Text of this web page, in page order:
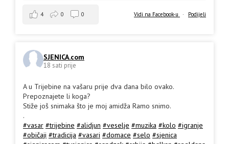
Vidi na Facebook-u · Podijeli
4 0 0
SJENICA.com
18 sati prije
A u Trijebine na vašaru prije dva dana bilo ovako.
Prepoznajete li koga?
Stiže još snimaka što je moj amidža Ramo snimo.
.
#vasar #trijebine #alidjun #veselje #muzika #kolo #igranje
#običaji #tradicija #vasari #domace #selo #sjenica